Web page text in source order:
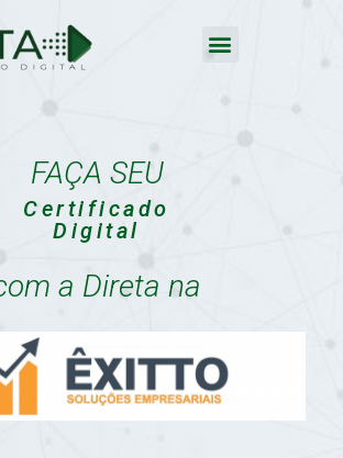
FAÇA SEU
Certificado
Digital
a Direta na